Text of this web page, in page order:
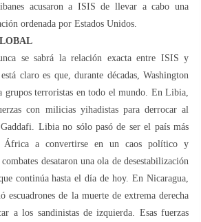
acusaron a ISIS de llevar a cabo una
ordenada por Estados Unidos.
se sabrá la relación exacta entre ISIS y
claro es que, durante décadas, Washington
grupos terroristas en todo el mundo. En Libia,
con milicias yihadistas para derrocar al
Libia no sólo pasó de ser el país más
África a convertirse en un caos político y
desataron una ola de desestabilización
continúa hasta el día de hoy. En Nicaragua,
escuadrones de la muerte de extrema derecha
a los sandinistas de izquierda. Esas fuerzas